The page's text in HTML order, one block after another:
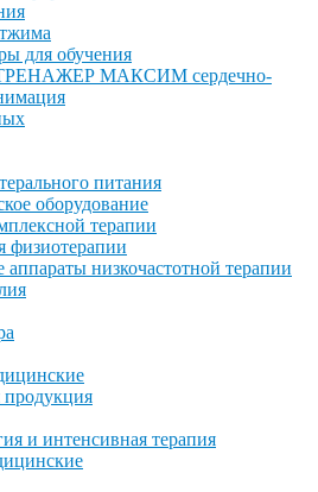
для обучения
МАКСИМ сердечно-
питания
оборудование
терапии
физиотерапии
низкочастотной терапии
продукция
и интенсивная терапия